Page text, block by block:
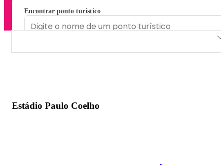
Encontrar ponto turístico
Estádio Paulo Coelho